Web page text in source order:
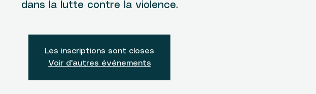
dans la lutte contre la violence.
Les inscriptions sont closes
Voir d'autres événements